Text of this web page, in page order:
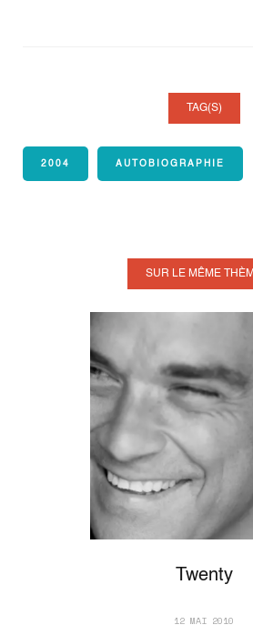
TAG(S)
2004 AUTOBIOGRAPHIE
SUR LE MÊME
Twenty
12 MAI 2010